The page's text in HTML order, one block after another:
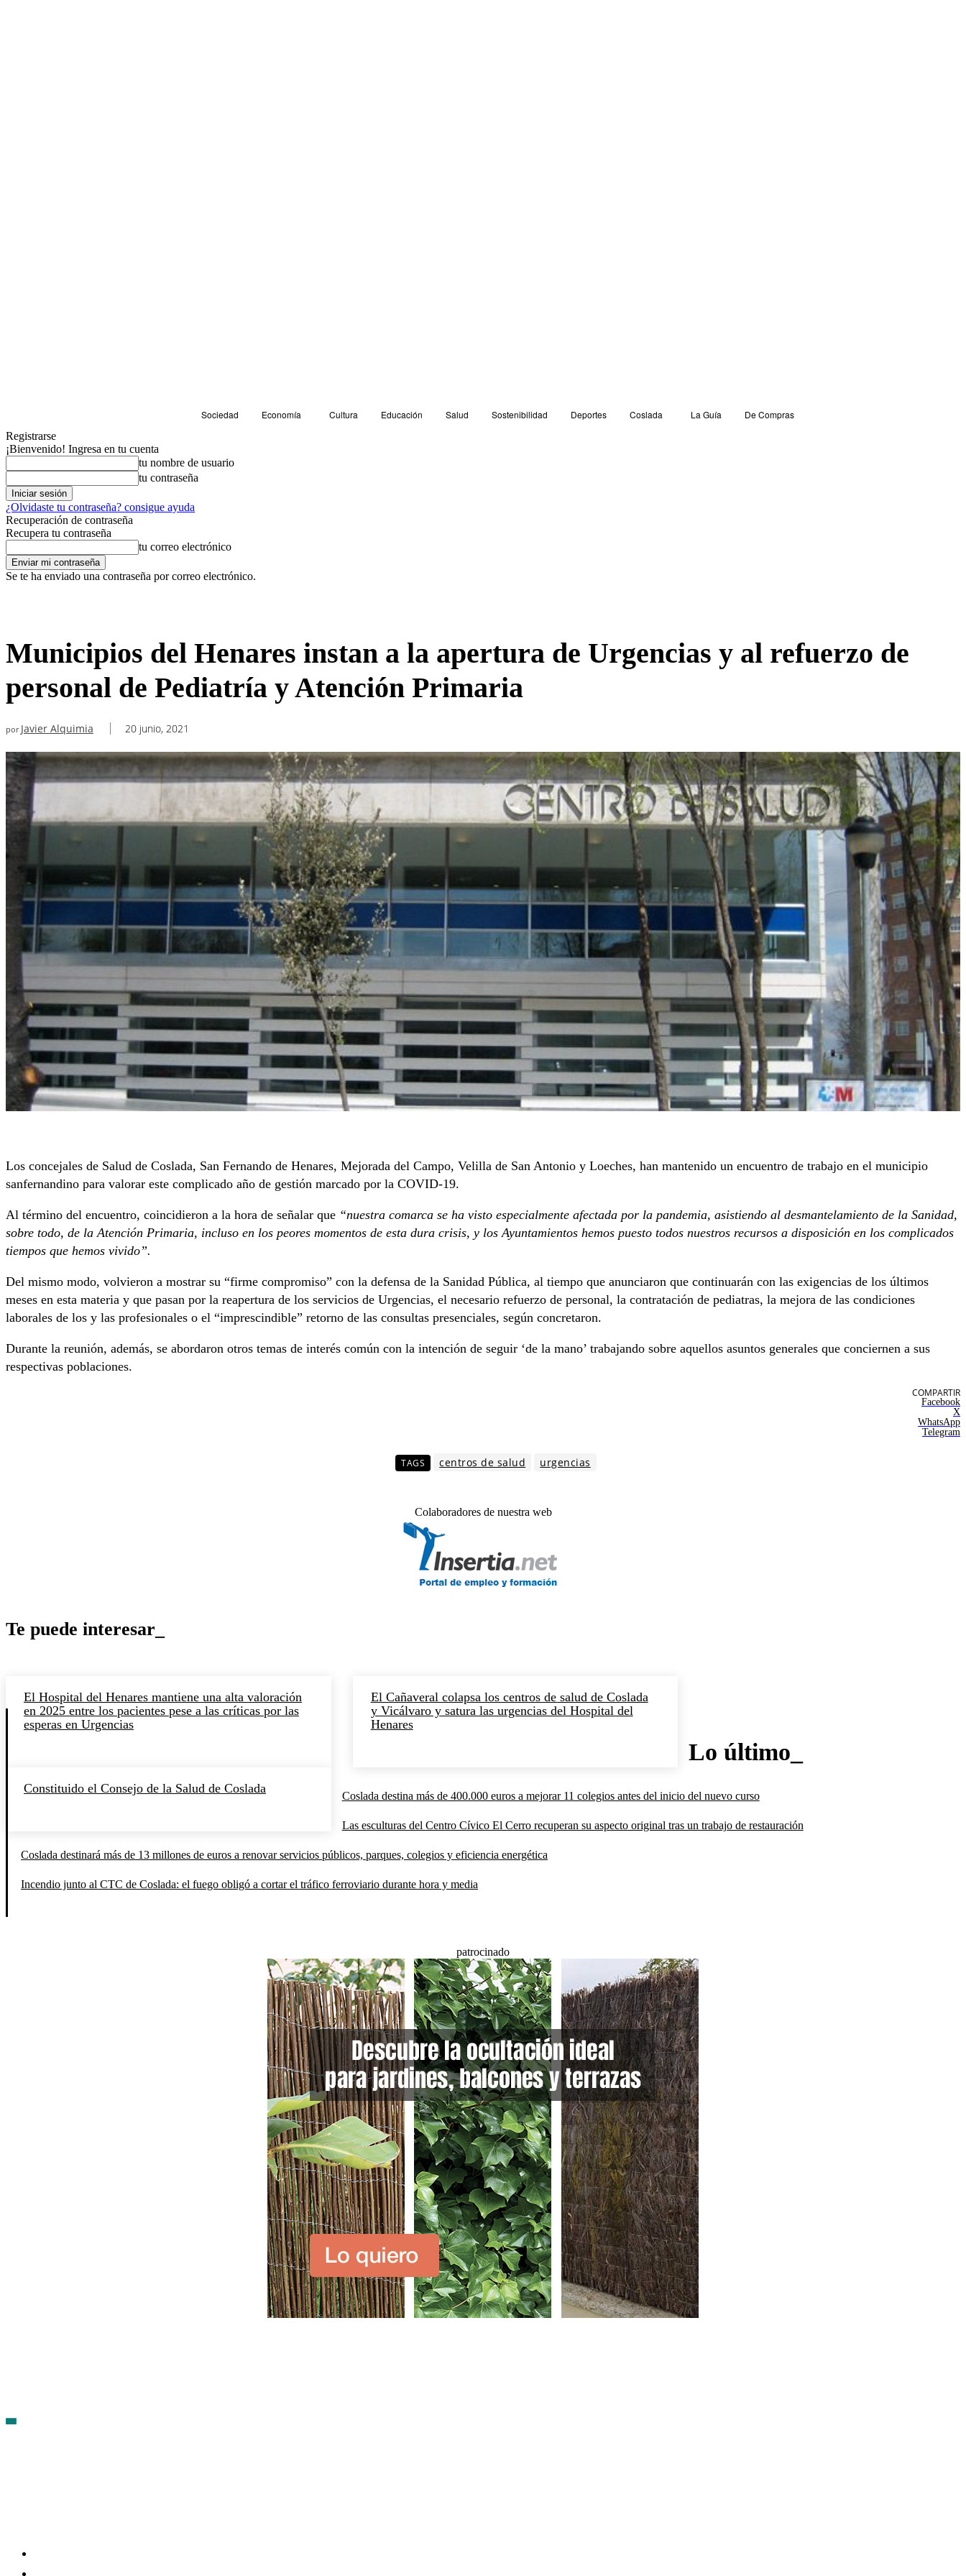
Sociedad Economía Cultura Educación Salud Sostenibilidad Deportes Coslada La Guía
De Compras
Registrarse
¡Bienvenido! Ingresa en tu cuenta
tu nombre de usuario
tu contraseña
¿Olvidaste tu contraseña? consigue ayuda
Recuperación de contraseña
Recupera tu contraseña
tu correo electrónico
Se te ha enviado una contraseña por correo electrónico.
Municipios del Henares instan a la apertura de Urgencias y al refuerzo de
personal de Pediatría y Atención Primaria
por Javier Alquimia 20 junio, 2021
Los concejales de Salud de Coslada, San Fernando de Henares, Mejorada del Campo, Velilla de San Antonio y Loeches, han mantenido un encuentro de trabajo en el municipio
sanfernandino para valorar este complicado año de gestión marcado por la COVID-19.
Al término del encuentro, coincidieron a la hora de señalar que “nuestra comarca se ha visto especialmente afectada por la pandemia, asistiendo al desmantelamiento de la Sanidad,
sobre todo, de la Atención Primaria, incluso en los peores momentos de esta dura crisis, y los Ayuntamientos hemos puesto todos nuestros recursos a disposición en los complicados
tiempos que hemos vivido”.
Del mismo modo, volvieron a mostrar su “firme compromiso” con la defensa de la Sanidad Pública, al tiempo que anunciaron que continuarán con las exigencias de los últimos
meses en esta materia y que pasan por la reapertura de los servicios de Urgencias, el necesario refuerzo de personal, la contratación de pediatras, la mejora de las condiciones
laborales de los y las profesionales o el “imprescindible” retorno de las consultas presenciales, según concretaron.
Durante la reunión, además, se abordaron otros temas de interés común con la intención de seguir ‘de la mano’ trabajando sobre aquellos asuntos generales que conciernen a sus
respectivas poblaciones.
COMPARTIR
Facebook
X
WhatsApp
Telegram
TAGS centros de salud urgencias
Colaboradores de nuestra web
Te puede interesar_
El Hospital del Henares mantiene una alta valoración
en 2025 entre los pacientes pese a las críticas por las
esperas en Urgencias
El Cañaveral colapsa los centros de salud de Coslada
y Vicálvaro y satura las urgencias del Hospital del
Henares
Constituido el Consejo de la Salud de Coslada
Lo último_
Coslada destina más de 400.000 euros a mejorar 11 colegios antes del inicio del nuevo curso
Las esculturas del Centro Cívico El Cerro recuperan su aspecto original tras un trabajo de restauración
Coslada destinará más de 13 millones de euros a renovar servicios públicos, parques, colegios y eficiencia energética
Incendio junto al CTC de Coslada: el fuego obligó a cortar el tráfico ferroviario durante hora y media
patrocinado